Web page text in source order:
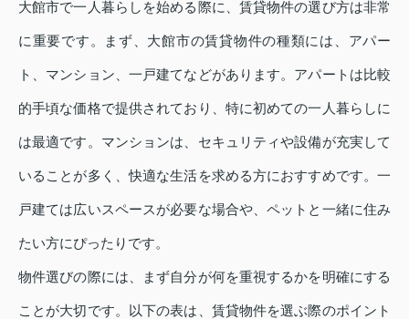
大館市で一人暮らしを始める際に、賃貸物件の選び方は非常
に重要です。まず、大館市の賃貸物件の種類には、アパー
ト、マンション、一戸建てなどがあります。アパートは比較
的手頃な価格で提供されており、特に初めての一人暮らしに
は最適です。マンションは、セキュリティや設備が充実して
いることが多く、快適な生活を求める方におすすめです。一
戸建ては広いスペースが必要な場合や、ペットと一緒に住み
たい方にぴったりです。
物件選びの際には、まず自分が何を重視するかを明確にする
ことが大切です。以下の表は、賃貸物件を選ぶ際のポイント